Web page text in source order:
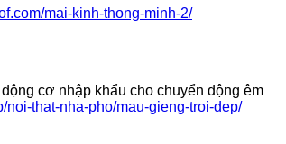
mai-kinh-thong-minh-2/
cơ nhập khẩu cho chuyển động êm
noi-that-nha-pho/mau-gieng-troi-dep/